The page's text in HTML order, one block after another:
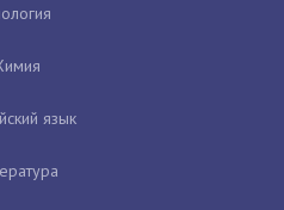
язык